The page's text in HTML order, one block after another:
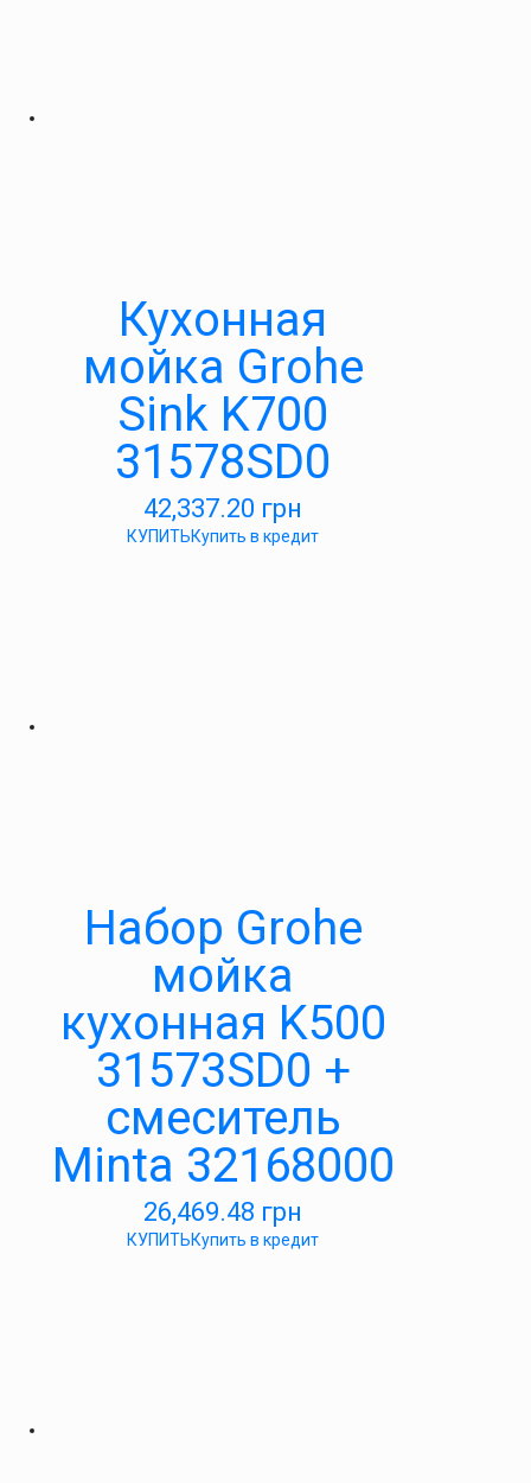
Кухонная
мойка Grohe
Sink K700
31578SD0
42,337.20 грн
КУПИТЬКупить в кредит
Набор Grohe
мойка
кухонная K500
31573SD0 +
смеситель
Minta 32168000
26,469.48 грн
КУПИТЬКупить в кредит